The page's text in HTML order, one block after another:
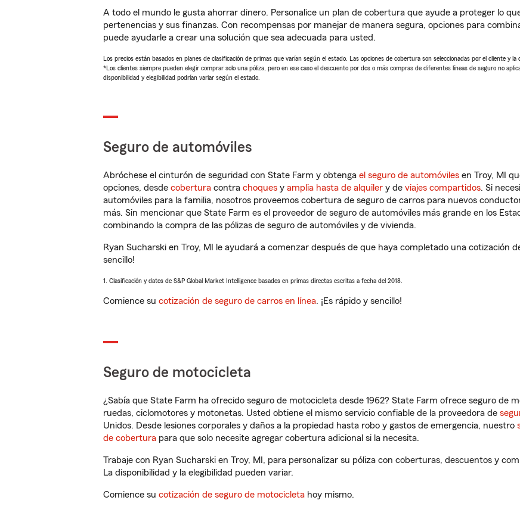
A todo el mundo le gusta ahorrar dinero. Personalice un plan de cobertura que ayude a proteger lo
pertenencias y sus finanzas. Con recompensas por manejar de manera segura, opciones para
puede ayudarle a crear una solución que sea adecuada para usted.
Los precios están basados en planes de clasificación de primas que varían según el estado. Las opciones de cobertura son seleccionadas por el cliente y la
*Los clientes siempre pueden elegir comprar solo una póliza, pero en ese caso el descuento por dos o más compras de diferentes líneas de seguro no
disponibilidad y elegibilidad podrían variar según el estado.
Seguro de automóviles
Abróchese el cinturón de seguridad con State Farm y obtenga el seguro de automóviles en Troy, MI
opciones, desde cobertura contra choques y amplia hasta de alquiler y de viajes compartidos. Si
automóviles para la familia, nosotros proveemos cobertura de seguro de carros para nuevos
más. Sin mencionar que State Farm es el proveedor de seguro de automóviles más grande en los
combinando la compra de las pólizas de seguro de automóviles y de vivienda.
Ryan Sucharski en Troy, MI le ayudará a comenzar después de que haya completado una cotización
sencillo!
1. Clasificación y datos de S&P Global Market Intelligence basados en primas directas escritas a fecha del 2018.
Comience su cotización de seguro de carros en línea. ¡Es rápido y sencillo!
Seguro de motocicleta
¿Sabía que State Farm ha ofrecido seguro de motocicleta desde 1962? State Farm ofrece seguro de
ruedas, ciclomotores y motonetas. Usted obtiene el mismo servicio confiable de la proveedora de
Unidos. Desde lesiones corporales y daños a la propiedad hasta robo y gastos de emergencia, nuestro
de cobertura para que solo necesite agregar cobertura adicional si la necesita.
Trabaje con Ryan Sucharski en Troy, MI, para personalizar su póliza con coberturas, descuentos y
La disponibilidad y la elegibilidad pueden variar.
Comience su cotización de seguro de motocicleta hoy mismo.